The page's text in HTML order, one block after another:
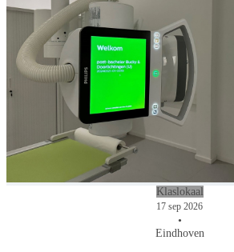
Klaslokaal
17 sep 2026
•
Eindhoven